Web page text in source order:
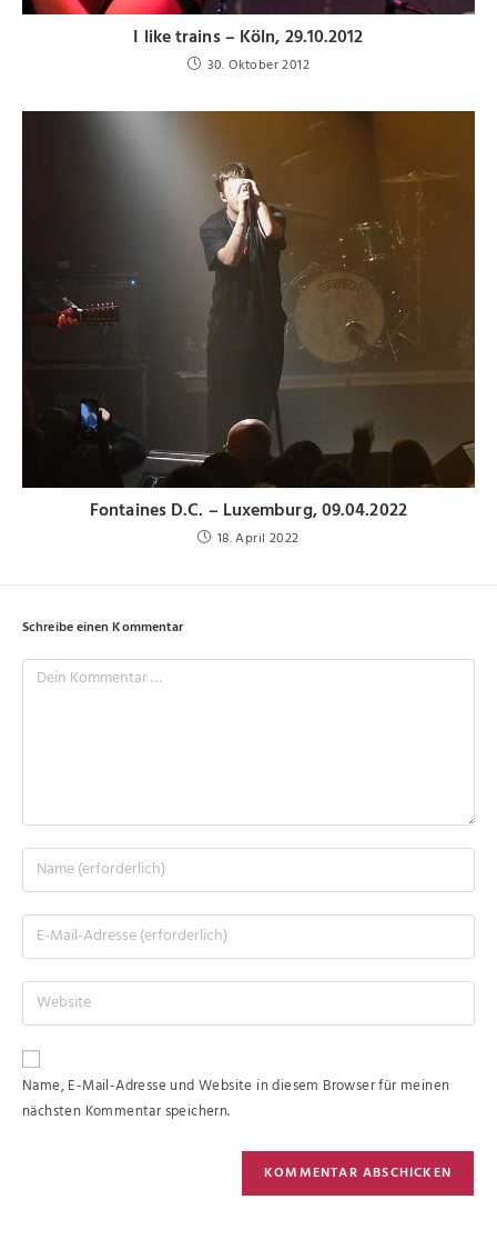
I like trains – Köln, 29.10.2012
30. Oktober 2012
Fontaines D.C. – Luxemburg, 09.04.2022
18. April 2022
Schreibe einen Kommentar
Name, E-Mail-Adresse und Website in diesem Browser für meinen
nächsten Kommentar speichern.